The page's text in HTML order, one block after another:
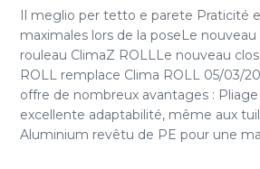
Il meglio per tetto e parete Praticité
maximales lors de la poseLe
rouleau ClimaZ ROLLLe nouveau
ROLL remplace Clima ROLL 05/03/
offre de nombreux avantages :
excellente adaptabilité, même aux
Aluminium revêtu de PE pour une